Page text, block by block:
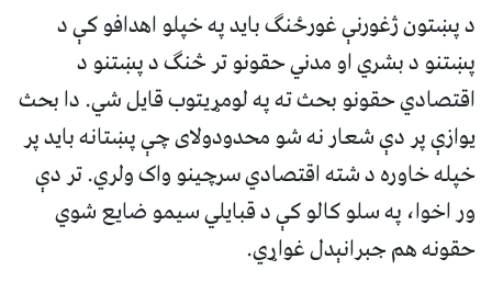
د پښتون ژغورنې غورځنګ باید په خپلو اهدافو کې د
پښتنو د بشري او مدني حقونو تر څنګ د پښتنو د
اقتصادي حقونو بحث ته په لومړیتوب قایل شي. دا بحث
یوازې پر دې شعار نه شو محدودولای چې پښتانه باید پر
خپله خاوره د شته اقتصادي سرچینو واک ولري. تر دې
ور اخوا، په سلو کالو کې د قبایلي سیمو ضایع شوي
حقونه هم جبرانېدل غواړي.